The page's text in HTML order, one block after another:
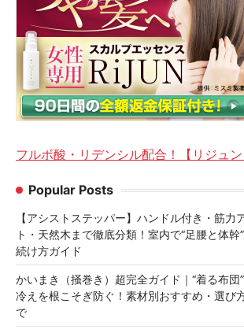
フルボ酸・リデンシル配合！【リジュン
Popular Posts
【アシストステッパー】ハンドル付き・筋力
ト・天然木まで徹底分類！室内で“足腰と体幹
続け方ガイド
かいまき（掻巻き）超完全ガイド｜“着る布団
冷えを根こそぎ防ぐ！素材別おすすめ・選び
で